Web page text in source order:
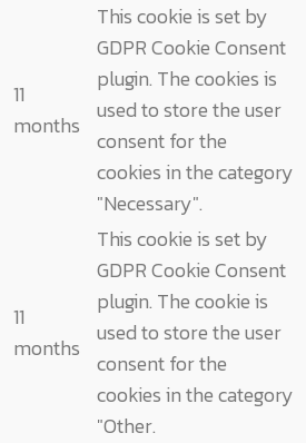
11
months
This cookie is set by
GDPR Cookie Consent
plugin. The cookies is
used to store the user
consent for the
cookies in the category
"Necessary".
11
months
This cookie is set by
GDPR Cookie Consent
plugin. The cookie is
used to store the user
consent for the
cookies in the category
"Other.